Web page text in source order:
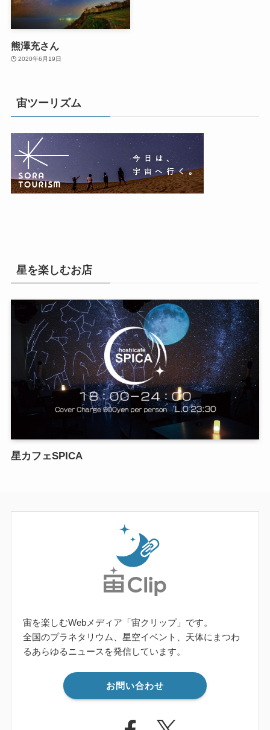
熊澤充さん
2020年6月19日
宙ツーリズム
星を楽しむお店
星カフェSPICA
宙を楽しむWebメディア「宙クリップ」です。
全国のプラネタリウム、星空イベント、天体にまつわ
るあらゆるニュースを発信しています。
お問い合わせ